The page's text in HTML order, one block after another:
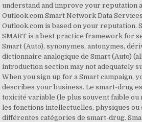
understand and improve your reputation
Outlook.com Smart Network Data
Outlook.com is based on your reputation.
SMART is a best practice framework for
Smart (Auto), synonymes, antonymes,
dictionnaire analogique de Smart (Auto)
introduction section may not adequately
When you sign up for a Smart campaign,
describes your business. Le smart-drug
toxicité variable (le plus souvent faible ou
les fonctions intellectuelles, physiques ou
différentes catégories de smart-drug.